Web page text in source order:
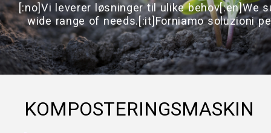
[:no]Vi leverer løsninger til ulike behov[:en]We
wide range of needs.[:it]Forniamo soluzioni
KOMPOSTERINGSMASKIN